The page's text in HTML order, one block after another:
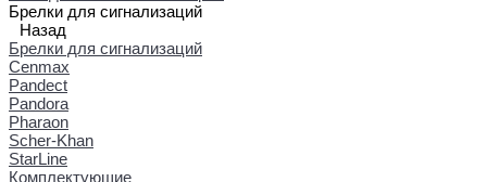
Брелки для сигнализаций
Назад
Брелки для сигнализаций
Cenmax
Pandect
Pandora
Pharaon
Scher-Khan
StarLine
Комплектующие